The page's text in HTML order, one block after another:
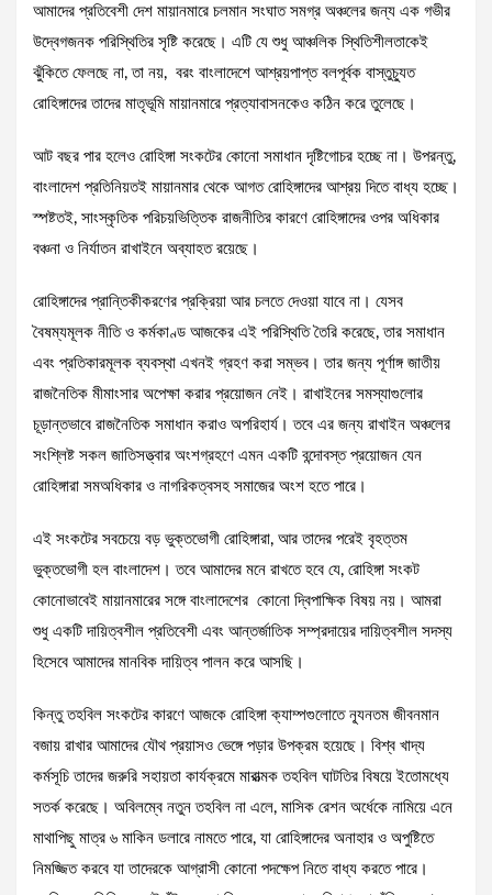
আমাদের প্রতিবেশী দেশ মায়ানমারে চলমান সংঘাত সমগ্র অঞ্চলের জন্য এক গভীর
উদ্বেগজনক পরিস্থিতির সৃষ্টি করেছে। এটি যে শুধু আঞ্চলিক স্থিতিশীলতাকেই
ঝুঁকিতে ফেলছে না, তা নয়, বরং বাংলাদেশে আশ্রয়পাপ্ত বলপূর্বক বাস্তুচ্যুত
রোহিঙ্গাদের তাদের মাতৃভূমি মায়ানমারে প্রত্যাবাসনকেও কঠিন করে তুলেছে।
আট বছর পার হলেও রোহিঙ্গা সংকটের কোনো সমাধান দৃষ্টিগোচর হচ্ছে না। উপরন্তু,
বাংলাদেশ প্রতিনিয়তই মায়ানমার থেকে আগত রোহিঙ্গাদের আশ্রয় দিতে বাধ্য হচ্ছে।
স্পষ্টতই, সাংস্কৃতিক পরিচয়ভিত্তিক রাজনীতির কারণে রোহিঙ্গাদের ওপর অধিকার
বঞ্চনা ও নির্যাতন রাখাইনে অব্যাহত রয়েছে।
রোহিঙ্গাদের প্রান্তিকীকরণের প্রক্রিয়া আর চলতে দেওয়া যাবে না। যেসব
বৈষম্যমূলক নীতি ও কর্মকাণ্ড আজকের এই পরিস্থিতি তৈরি করেছে, তার সমাধান
এবং প্রতিকারমূলক ব্যবস্থা এখনই গ্রহণ করা সম্ভব। তার জন্য পূর্ণাঙ্গ জাতীয়
রাজনৈতিক মীমাংসার অপেক্ষা করার প্রয়োজন নেই। রাখাইনের সমস্যাগুলোর
চূড়ান্তভাবে রাজনৈতিক সমাধান করাও অপরিহার্য। তবে এর জন্য রাখাইন অঞ্চলের
সংশ্লিষ্ট সকল জাতিসত্ত্বার অংশগ্রহণে এমন একটি বন্দোবস্ত প্রয়োজন যেন
রোহিঙ্গারা সমঅধিকার ও নাগরিকত্বসহ সমাজের অংশ হতে পারে।
এই সংকটের সবচেয়ে বড় ভুক্তভোগী রোহিঙ্গারা, আর তাদের পরেই বৃহত্তম
ভুক্তভোগী হল বাংলাদেশ। তবে আমাদের মনে রাখতে হবে যে, রোহিঙ্গা সংকট
কোনোভাবেই মায়ানমারের সঙ্গে বাংলাদেশের কোনো দ্বিপাক্ষিক বিষয় নয়। আমরা
শুধু একটি দায়িত্বশীল প্রতিবেশী এবং আন্তর্জাতিক সম্প্রদায়ের দায়িত্বশীল সদস্য
হিসেবে আমাদের মানবিক দায়িত্ব পালন করে আসছি।
কিন্তু তহবিল সংকটের কারণে আজকে রোহিঙ্গা ক্যাম্পগুলোতে ন্যূনতম জীবনমান
বজায় রাখার আমাদের যৌথ প্রয়াসও ভেঙ্গে পড়ার উপক্রম হয়েছে। বিশ্ব খাদ্য
কর্মসূচি তাদের জরুরি সহায়তা কার্যক্রমে মারাত্মক তহবিল ঘাটতির বিষয়ে ইতোমধ্যে
সতর্ক করেছে। অবিলম্বে নতুন তহবিল না এলে, মাসিক রেশন অর্ধেকে নামিয়ে এনে
মাথাপিছু মাত্র ৬ মাকিন ডলারে নামতে পারে, যা রোহিঙ্গাদের অনাহার ও অপুষ্টিতে
নিমজ্জিত করবে যা তাদেরকে আগ্রাসী কোনো পদক্ষেপ নিতে বাধ্য করতে পারে।